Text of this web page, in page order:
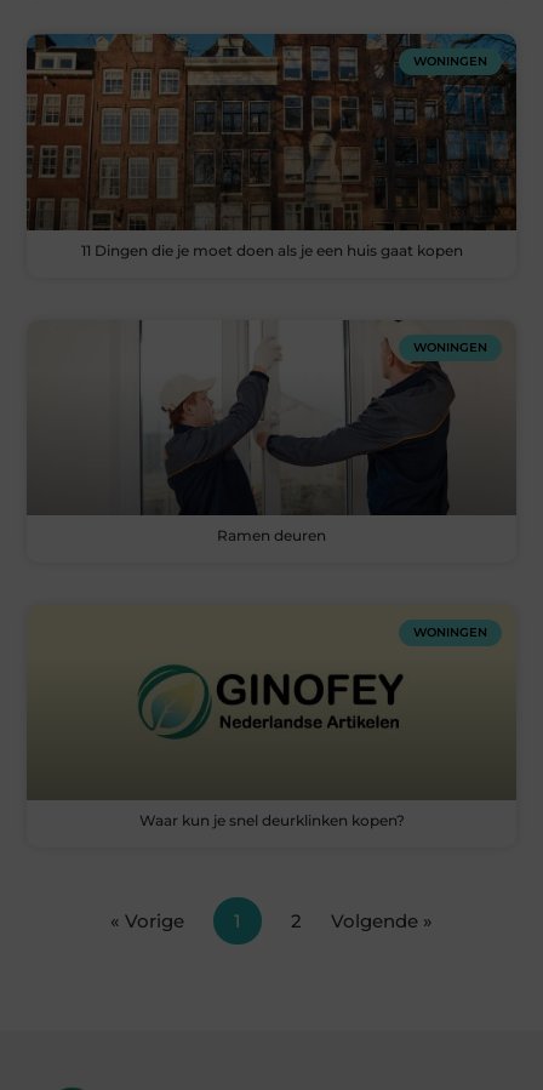
WONINGEN
11 Dingen die je moet doen als je een huis gaat kopen
WONINGEN
Ramen deuren
WONINGEN
Waar kun je snel deurklinken kopen?
« Vorige 1 2 Volgende »